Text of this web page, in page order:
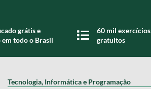
grátis e
todo o Brasil
60 mil exercícios
gratuitos
Tecnologia, Informática e Programação